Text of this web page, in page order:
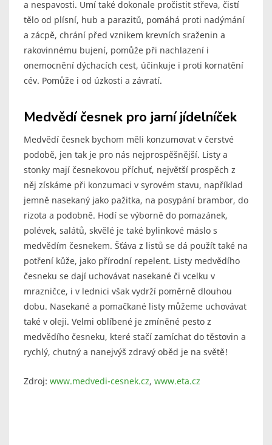
a nespavosti. Umí také dokonale pročistit střeva, čistí
tělo od plísní, hub a parazitů, pomáhá proti nadýmání
a zácpě, chrání před vznikem krevních sraženin a
rakovinnému bujení, pomůže při nachlazení i
onemocnění dýchacích cest, účinkuje i proti kornatění
cév. Pomůže i od úzkosti a závratí.
Medvědí česnek pro jarní jídelníček
Medvědí česnek bychom měli konzumovat v čerstvé
podobě, jen tak je pro nás nejprospěšnější. Listy a
stonky mají česnekovou příchuť, největší prospěch z
něj získáme při konzumaci v syrovém stavu, například
jemně nasekaný jako pažitka, na posypání brambor, do
rizota a podobně. Hodí se výborně do pomazánek,
polévek, salátů, skvělé je také bylinkové máslo s
medvědím česnekem. Šťáva z listů se dá použít také na
potření kůže, jako přírodní repelent. Listy medvědího
česneku se dají uchovávat nasekané či vcelku v
mrazničce, i v lednici však vydrží poměrně dlouhou
dobu. Nasekané a pomačkané listy můžeme uchovávat
také v oleji. Velmi oblíbené je zmíněné pesto z
medvědího česneku, které stačí zamíchat do těstovin a
rychlý, chutný a nanejvýš zdravý oběd je na světě!
Zdroj: www.medvedi-cesnek.cz, www.eta.cz